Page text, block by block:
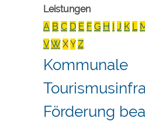
Leistungen
A B C D E F G H I J K L
VW XY Z
Kommunale
Förderung